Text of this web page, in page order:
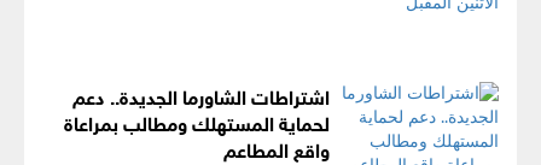
اشتراطات الشاورما الجديدة.. دعم
لحماية المستهلك ومطالب بمراعاة
واقع المطاعم